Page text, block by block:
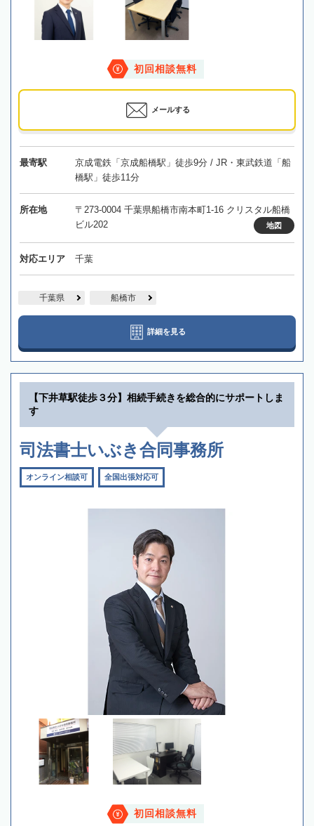
初回相談無料
メールする
最寄駅
京成電鉄「京成船橋駅」徒歩9分 / JR・東武鉄道「船
橋駅」徒歩11分
所在地
〒273-0004 千葉県船橋市南本町1-16 クリスタル船橋
ビル202
地図
対応エリア 千葉
千葉県 船橋市
詳細を見る
【下井草駅徒歩３分】相続手続きを総合的にサポートしま
す
司法書士いぶき合同事務所
オンライン相談可 全国出張対応可
初回相談無料